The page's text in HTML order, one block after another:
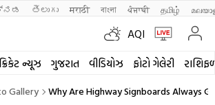
తెలుగు मराठी বাংলা ਪੰਜਾਬੀ தமிழ்
AQI
ક્રિકેટ ન્યૂઝ ગુજરાત વીડિયોઝ ફોટો ગેલેરી
Gallery Why Are Highway Signboards Always